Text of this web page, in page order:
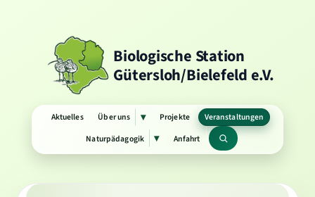
Biologische Station
Gütersloh/Bielefeld e.V.
Aktuelles Über uns ▾Untermenü
öffnen
Projekte
Veranstaltungen
Naturpädagogik
▾Untermenü
öffnen
Anfahrt Suchbegriff